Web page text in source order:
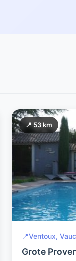
📍 53 km
📍Ventoux,
Grote